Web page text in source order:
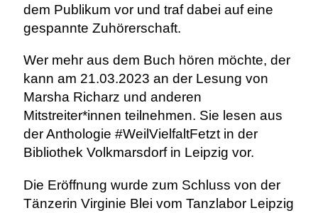
dem Publikum vor und traf dabei auf eine
gespannte Zuhörerschaft.
Wer mehr aus dem Buch hören möchte, der
kann am 21.03.2023 an der Lesung von
Marsha Richarz und anderen
Mitstreiter*innen teilnehmen. Sie lesen aus
der Anthologie #WeilVielfaltFetzt in der
Bibliothek Volkmarsdorf in Leipzig vor.
Die Eröffnung wurde zum Schluss von der
Tänzerin Virginie Blei vom Tanzlabor Leipzig